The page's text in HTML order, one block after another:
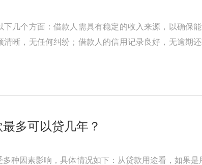
下几个方面：借款人需具有稳定的收入来源，以确保
清晰，无任何纠纷；借款人的信用记录良好，无逾期
多可以贷几年？
多种因素影响，具体情况如下：从贷款用途看，如果